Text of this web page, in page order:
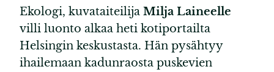
Ekologi, kuvataiteilija Milja Laineelle
villi luonto alkaa heti kotiportailta
Helsingin keskustasta. Hän pysähtyy
ihailemaan kadunraosta puskevien